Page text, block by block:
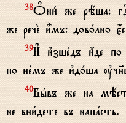
38Nни1 же рёша:
же речE и5мъ: дов0лно
39И# и3зшeдъ и4де
по нeмъ же и3д0ша
40Бhвъ же на
не вни1дете въ напaсть.